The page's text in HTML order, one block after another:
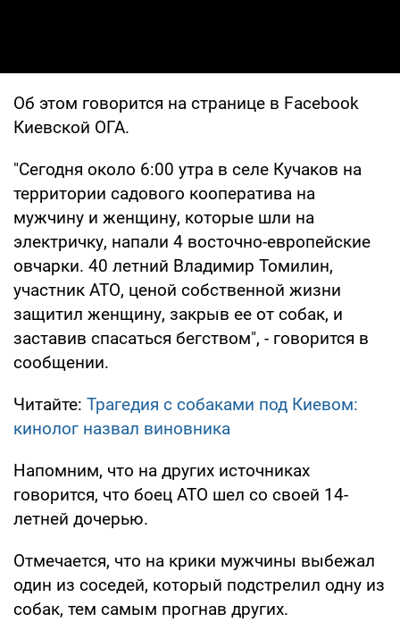
Об этом говорится на странице в Facebook
Киевской ОГА.
"Сегодня около 6:00 утра в селе Кучаков на
территории садового кооператива на
мужчину и женщину, которые шли на
электричку, напали 4 восточно-европейские
овчарки. 40 летний Владимир Томилин,
участник АТО, ценой собственной жизни
защитил женщину, закрыв ее от собак, и
заставив спасаться бегством", - говорится в
сообщении.
Читайте: Трагедия с собаками под Киевом:
кинолог назвал виновника
Напомним, что на других источниках
говорится, что боец АТО шел со своей 14-
летней дочерью.
Отмечается, что на крики мужчины выбежал
один из соседей, который подстрелил одну из
собак, тем самым прогнав других.